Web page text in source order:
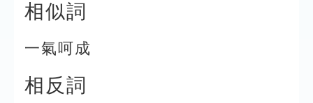
相似詞
一氣呵成
相反詞